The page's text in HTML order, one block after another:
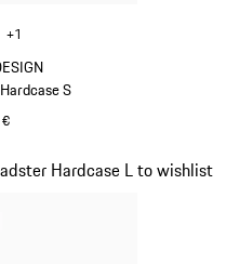
S
Mate
Gris Nardo
Azul Mate
+1
Hardcase L to wishlist